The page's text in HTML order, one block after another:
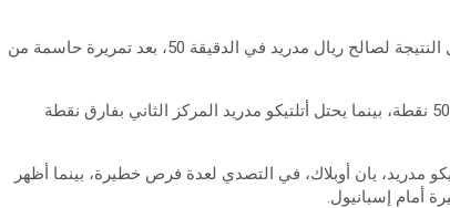
في الشوط الثاني، تمكن النجم الفرنسي كيليان مبابي من تعديل النتيجة لصالح ريال مدريد في الدقيقة 50، بعد تمريرة حاسمة من
بهذا التعادل، يواصل ريال مدريد صدارة الدوري الإسباني برصيد 50 نقطة، بينما يحتل أتلتيكو مدريد المركز الثاني بفارق نقطة
مدريد، يان أوبلاك، في التصدي لعدة فرص خطيرة، بينما أظهر
أمام إسبانيول.